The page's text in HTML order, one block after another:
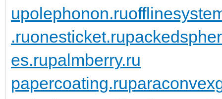
upolephonon.ru
.ruonesticket.ru
es.rupalmberry.ru
papercoating.ru